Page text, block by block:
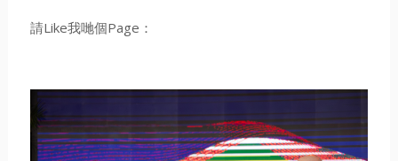
請Like我哋個Page：